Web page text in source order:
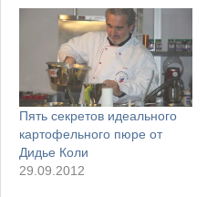
Пять секретов идеального
картофельного пюре от
Дидье Коли
29.09.2012